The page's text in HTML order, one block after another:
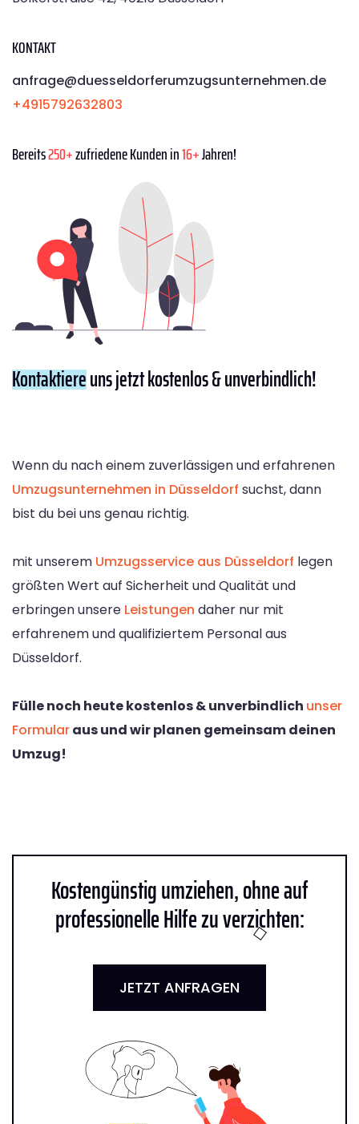
KONTAKT
anfrage@duesseldorferumzugsunternehmen.de
+4915792632803
Bereits250+zufriedene Kunden in16+Jahren!
Kontaktiereuns jetzt kostenlos & unverbindlich!
Wenn du nach einem zuverlässigen und erfahrenen
Umzugsunternehmen in Düsseldorf suchst, dann
bist du bei uns genau richtig.
mit unserem Umzugsservice aus Düsseldorf legen
größten Wert auf Sicherheit und Qualität und
erbringen unsere Leistungen daher nur mit
erfahrenem und qualifiziertem Personal aus
Düsseldorf.
Fülle noch heute kostenlos & unverbindlich unser
Formularaus und wir planen gemeinsam deinen
Umzug!
Kostengünstig umziehen, ohne auf
professionelle Hilfe zu verzichten:
JETZT ANFRAGEN